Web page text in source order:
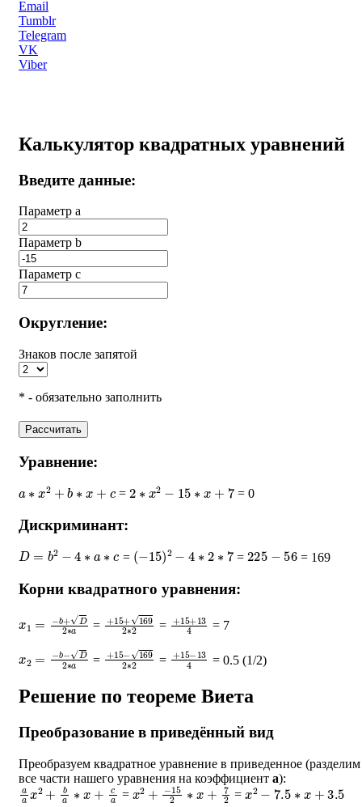
Email
Tumblr
Telegram
VK
Viber
Калькулятор квадратных уравнений
Введите данные:
Параметр a
Параметр b
Параметр с
Округление:
Знаков после запятой
* - обязательно заполнить
Рассчитать
Уравнение:
2 b ∗ = 2 2 15 ∗ = 0
Дискриминант:
D= 2− a = (− 15)2 ∗ ∗ = 225 56 = 169
Корни квадратного уравнения:
+ D2∗ = + 15+169 2
= + 15+13 = 7
b−D2∗ = +15−169 ∗2
= +15−13 = 0.5 (1/2)
Решение по теореме Виета
Преобразование в приведённый вид
Преобразуем квадратное уравнение в приведенное (разделим
все части нашего уравнения на коэффициент a):
aax2+ba∗x+ca = x2+−152∗x+72 =x2− 7.5∗ 3.5